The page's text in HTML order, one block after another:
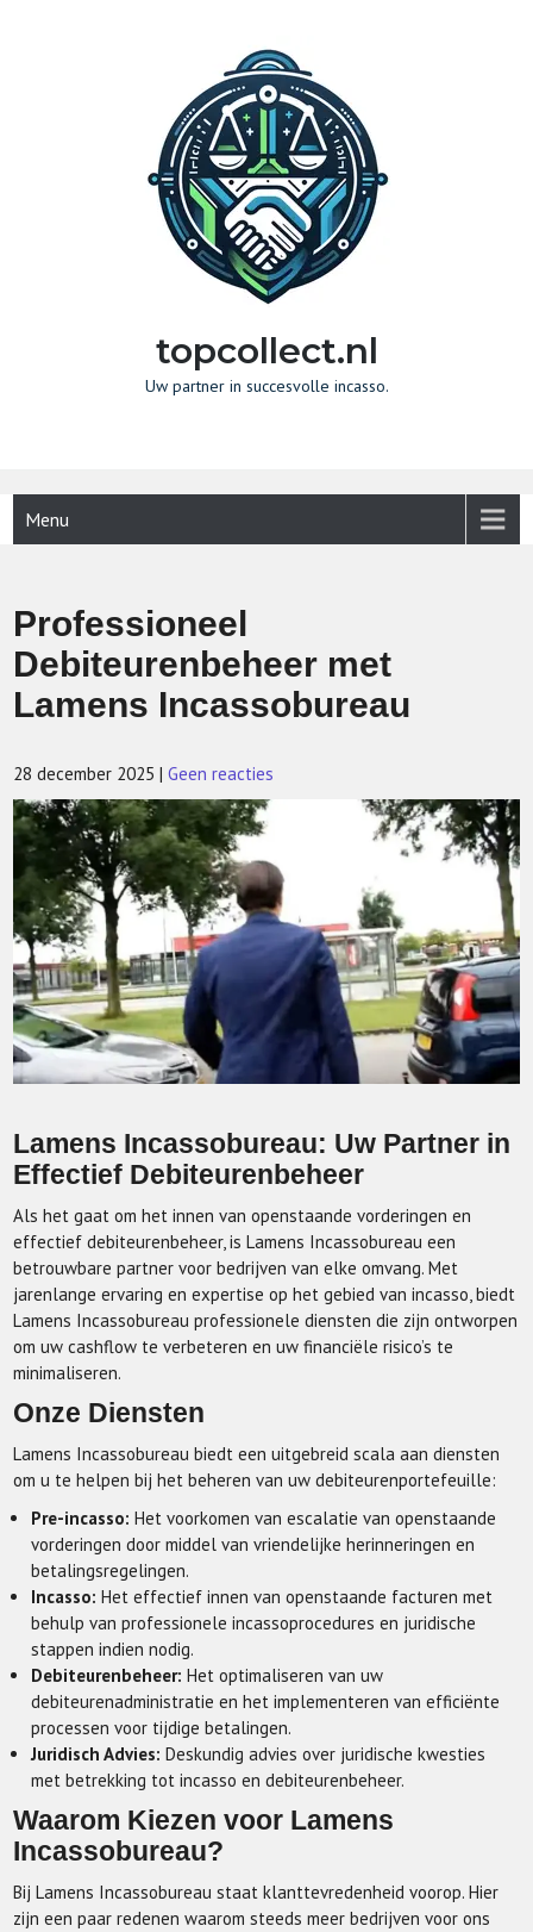
topcollect.nl
Uw partner in succesvolle incasso.
Menu
Professioneel
Debiteurenbeheer met
Lamens Incassobureau
28 december 2025 |Geen reacties
Lamens Incassobureau: Uw Partner in
Effectief Debiteurenbeheer
Als het gaat om het innen van openstaande vorderingen en
effectief debiteurenbeheer, is Lamens Incassobureau een
betrouwbare partner voor bedrijven van elke omvang. Met
jarenlange ervaring en expertise op het gebied van incasso, biedt
Lamens Incassobureau professionele diensten die zijn ontworpen
om uw cashflow te verbeteren en uw financiële risico’s te
minimaliseren.
Onze Diensten
Lamens Incassobureau biedt een uitgebreid scala aan diensten
om u te helpen bij het beheren van uw debiteurenportefeuille:
Pre-incasso: Het voorkomen van escalatie van openstaande
vorderingen door middel van vriendelijke herinneringen en
betalingsregelingen.
Incasso: Het effectief innen van openstaande facturen met
behulp van professionele incassoprocedures en juridische
stappen indien nodig.
Debiteurenbeheer: Het optimaliseren van uw
debiteurenadministratie en het implementeren van efficiënte
processen voor tijdige betalingen.
Juridisch Advies: Deskundig advies over juridische kwesties
met betrekking tot incasso en debiteurenbeheer.
Waarom Kiezen voor Lamens
Incassobureau?
Bij Lamens Incassobureau staat klanttevredenheid voorop. Hier
zijn een paar redenen waarom steeds meer bedrijven voor ons